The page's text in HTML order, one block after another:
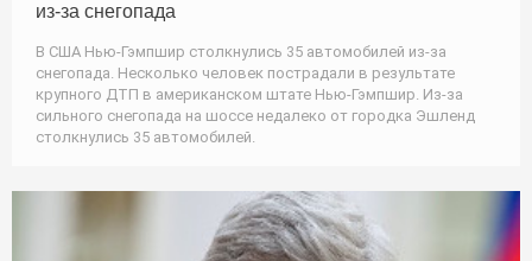
из-за снегопада
В США Нью-Гэмпшир столкнулись 35 автомобилей из-за
снегопада. Несколько человек пострадали в результате
крупного ДТП в американском штате Нью-Гэмпшир. Из-за
сильного снегопада на шоссе недалеко от городка Эшленд
столкнулись 35 автомобилей.